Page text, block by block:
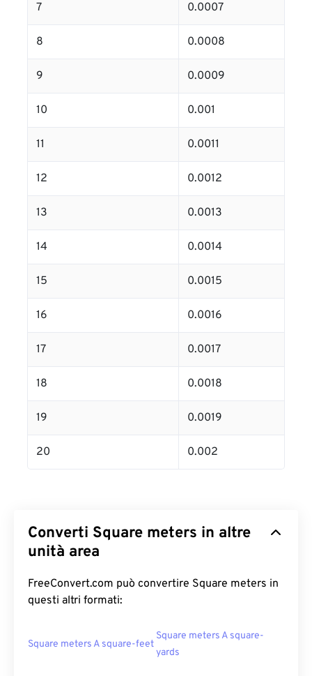
7 0.0007
8 0.0008
9 0.0009
10 0.001
11 0.0011
12 0.0012
13 0.0013
14 0.0014
15 0.0015
16 0.0016
17 0.0017
18 0.0018
19 0.0019
20 0.002
Converti Square meters in altre
unità area
FreeConvert.com può convertire Square meters in
questi altri formati:
Square meters A square-feet
Square meters A square-
yards